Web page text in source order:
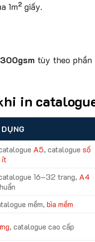
1m² giấy.
tùy theo phần
in
A5, catalogue số
ít
16–32 trang, A4
mềm, bìa mềm
, catalogue cao cấp